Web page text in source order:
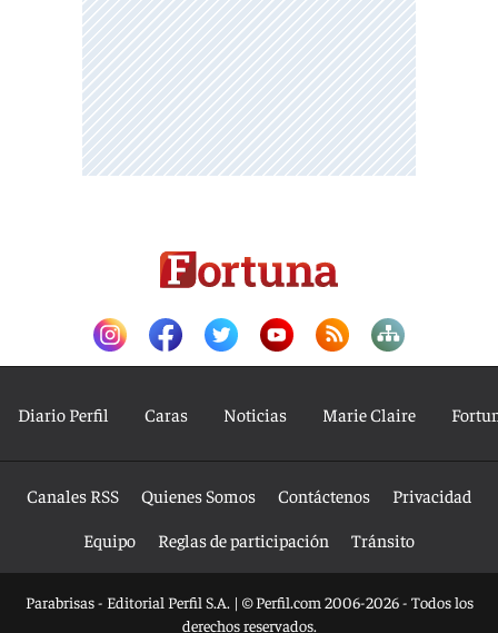
Diario Perfil Caras Noticias Marie Claire
Canales RSS Quienes Somos Contáctenos
Privacidad
Equipo
Reglas de participación Tránsito
Parabrisas - Editorial Perfil S.A. | © Perfil.com 2006-2026 - Todos los
derechos reservados.